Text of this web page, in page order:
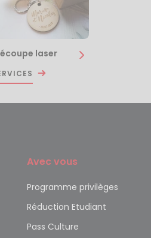
laser
Avec vous
Programme privilèges
Réduction Etudiant
Pass Culture